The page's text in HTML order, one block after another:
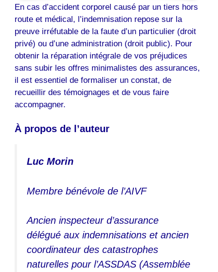
En cas d’accident corporel causé par un tiers hors
route et médical, l’indemnisation repose sur la
preuve irréfutable de la faute d’un particulier (droit
privé) ou d’une administration (droit public). Pour
obtenir la réparation intégrale de vos préjudices
sans subir les offres minimalistes des assurances,
il est essentiel de formaliser un constat, de
recueillir des témoignages et de vous faire
accompagner.
À propos de l’auteur
Luc Morin
Membre bénévole de l’AIVF
Ancien inspecteur d’assurance
délégué aux indemnisations et ancien
coordinateur des catastrophes
naturelles pour l’ASSDAS (Assemblée